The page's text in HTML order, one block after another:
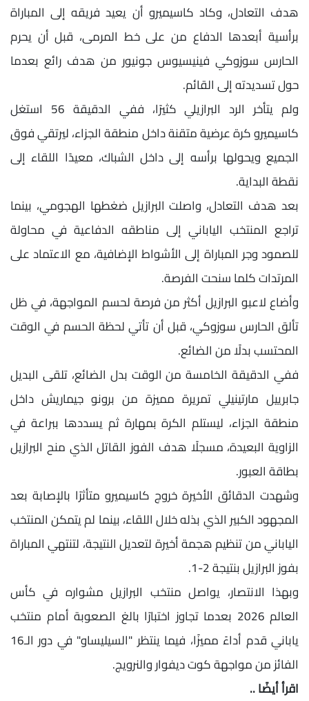
هدف التعادل، وكاد كاسيميرو أن يعيد فريقه إلى المباراة
برأسية أبعدها الدفاع من على خط المرمى، قبل أن يحرم
الحارس سوزوكي فينيسيوس جونيور من هدف رائع بعدما
حول تسديدته إلى القائم.
ولم يتأخر الرد البرازيلي كثيرًا، ففي الدقيقة 56 استغل
كاسيميرو كرة عرضية متقنة داخل منطقة الجزاء، ليرتقي فوق
الجميع ويحولها برأسه إلى داخل الشباك، معيدًا اللقاء إلى
نقطة البداية.
بعد هدف التعادل، واصلت البرازيل ضغطها الهجومي، بينما
تراجع المنتخب الياباني إلى مناطقه الدفاعية في محاولة
للصمود وجر المباراة إلى الأشواط الإضافية، مع الاعتماد على
المرتدات كلما سنحت الفرصة.
وأضاع لاعبو البرازيل أكثر من فرصة لحسم المواجهة، في ظل
تألق الحارس سوزوكي، قبل أن تأتي لحظة الحسم في الوقت
المحتسب بدلًا من الضائع.
ففي الدقيقة الخامسة من الوقت بدل الضائع، تلقى البديل
جابرييل مارتينيلي تمريرة مميزة من برونو جيماريش داخل
منطقة الجزاء، ليستلم الكرة بمهارة ثم يسددها ببراعة في
الزاوية البعيدة، مسجلًا هدف الفوز القاتل الذي منح البرازيل
بطاقة العبور.
وشهدت الدقائق الأخيرة خروج كاسيميرو متأثرًا بالإصابة بعد
المجهود الكبير الذي بذله خلال اللقاء، بينما لم يتمكن المنتخب
الياباني من تنظيم هجمة أخيرة لتعديل النتيجة، لتنتهي المباراة
بفوز البرازيل بنتيجة 2-1.
وبهذا الانتصار، يواصل منتخب البرازيل مشواره في كأس
العالم 2026 بعدما تجاوز اختبارًا بالغ الصعوبة أمام منتخب
ياباني قدم أداءً مميزًا، فيما ينتظر "السيليساو" في دور الـ16
الفائز من مواجهة كوت ديفوار والنرويج.
اقرأ أيضًا ..